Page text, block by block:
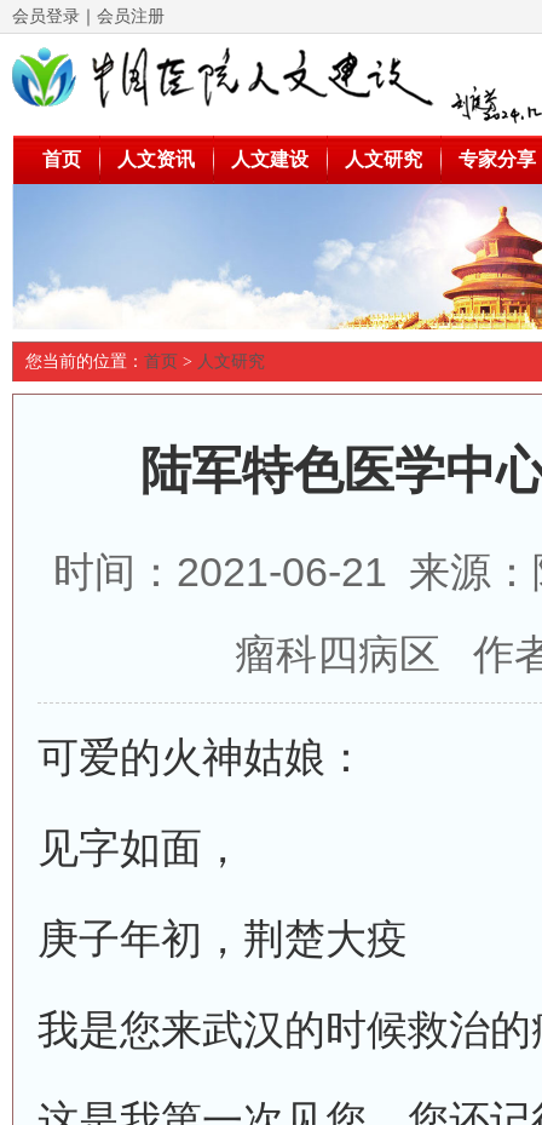
会员登录 ｜ 会员注册
首页 人文资讯 人文建设 人文研究 专家分享
您当前的位置： 首页 > 人文研究
陆军特色医学中
时间：2021-06-21 来源
瘤科四病区 作
可爱的火神姑娘：
见字如面，
庚子年初，荆楚大疫
我是您来武汉的时候救治